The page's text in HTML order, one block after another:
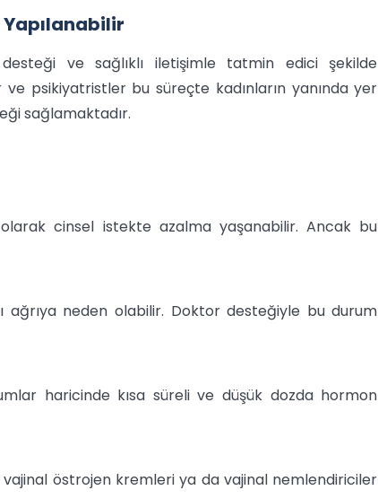
Yapılanabilir
ve sağlıklı iletişimle tatmin edici şekilde
psikiyatristler bu süreçte kadınların yanında yer
sağlamaktadır.
cinsel istekte azalma yaşanabilir. Ancak bu
ağrıya neden olabilir. Doktor desteğiyle bu durum
haricinde kısa süreli ve düşük dozda hormon
vajinal östrojen kremleri ya da vajinal nemlendiriciler